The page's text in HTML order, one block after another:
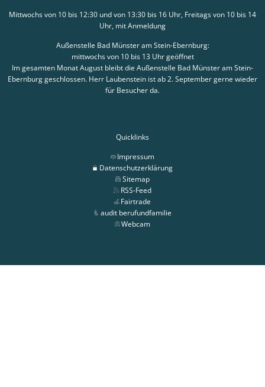
Mittwochs von 10 bis 12:30 und von 13:30 bis 16 Uhr, Freitags von 10 bis 14
Uhr, mit Anmeldung
Außenstelle Bad Münster am Stein-Ebernburg:
mittwochs von 10 bis 13 Uhr geöffnet
Im gesamten Monat August bleibt die Außenstelle Bad Münster am Stein-
Ebernburg geschlossen. Herr Laubenstein ist ab 2. September gerne wieder
für Besucher da.
Quicklinks
Impressum
Datenschutzerklärung
Sitemap
RSS-Feed
Fairtrade
audit berufundfamilie
Webcam